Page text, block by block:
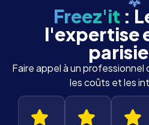
Freez'it :
l'expertise
Faire appel à un professionnel
les coûts et les